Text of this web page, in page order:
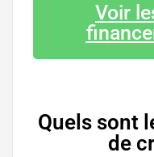
Voir
Quels sont
de